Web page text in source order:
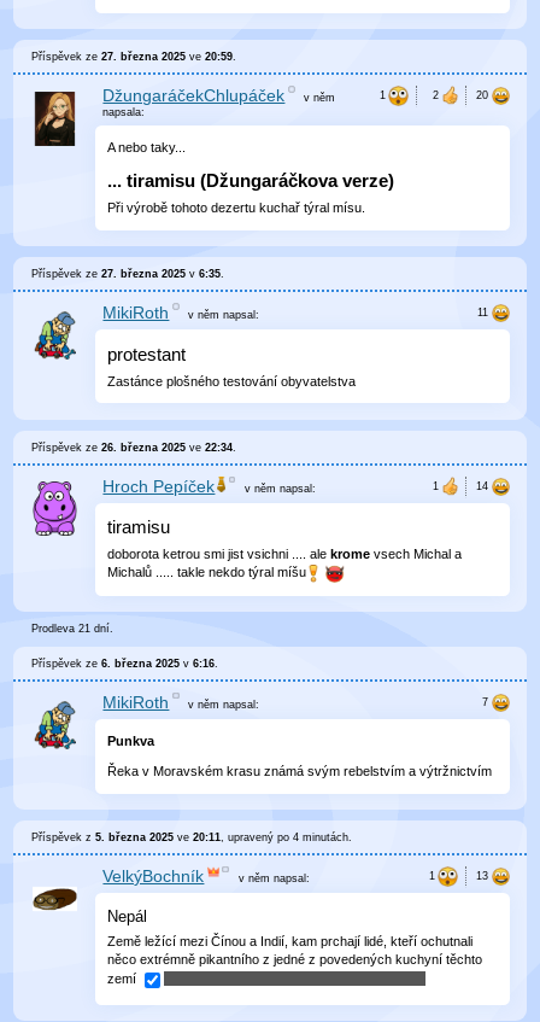
Příspěvek ze27. března 2025 ve20:59.
DžungaráčekChlupáček
v něm
napsala:
A nebo taky...
...tiramisu (Džungaráčkova verze)
Při výrobě tohoto dezertu kuchař týral mísu.
Příspěvek ze27. března 2025 v6:35.
MikiRoth v němnapsal:
protestant
Zastánce plošného testování obyvatelstva
Příspěvek ze26. března 2025 ve22:34
Hroch Pepíček v němnapsal:
tiramisu
doborota ketrou smi jist vsichni .... alekrome vsech Michal a
Michalů ..... takle nekdo týral míšu
Prodleva 21 dní.
Příspěvek ze6. března 2025 v6:16.
MikiRoth v němnapsal:
Punkva
Řeka v Moravském krasu známá svým rebelstvím a výtržnictvím
Příspěvek z5. března 2025 ve20:11, upravenýpo 4 minutách.
VelkýBochník v něm napsal:
Nepál
Země ležící mezi Čínou a Indií, kam prchají lidé, kteří ochutnali
něco extrémně pikantního z jedné z povedených kuchyní těchto
zemí